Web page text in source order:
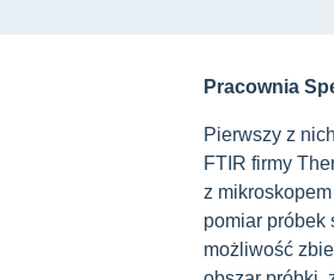
Pracownia
Pierwszy z
FTIR firmy
z
pomiar próbek
możliwość